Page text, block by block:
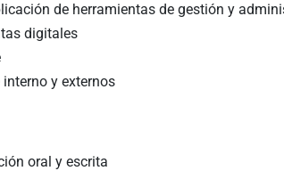
de herramientas de gestión y
digitales
y externos
oral y escrita